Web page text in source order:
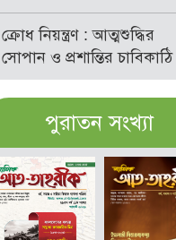
ক্রোধ নিয়ন্ত্রণ : আত্মশুদ্ধির
সোপান ও প্রশান্তির চাবিকাঠি
পুরাতন সংখ্যা